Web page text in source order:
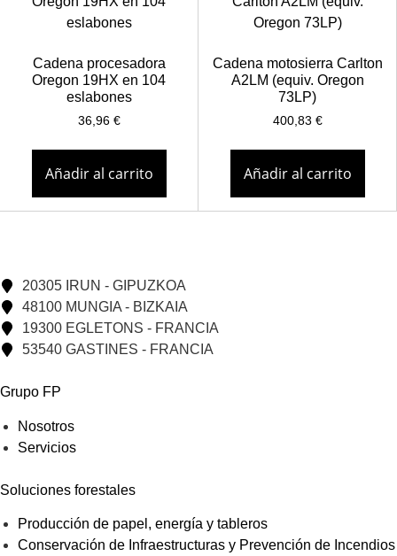
Cadena procesadora
Oregon 19HX en 104
eslabones
36,96 €
Añadir al carrito
Cadena motosierra Carlton
A2LM (equiv. Oregon
73LP)
400,83 €
Añadir al carrito
20305 IRUN - GIPUZKOA
48100 MUNGIA - BIZKAIA
19300 EGLETONS - FRANCIA
53540 GASTINES - FRANCIA
Grupo FP
Nosotros
Servicios
Soluciones forestales
Producción de papel, energía y tableros
Conservación de Infraestructuras y Prevención de Incendios